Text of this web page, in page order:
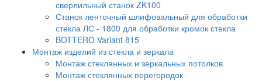
сверлильный станок ZK100
Станок ленточный шлифовальный для обработки
стекла ЛС - 1800 для обработки кромок стекла
BOTTERO Variant 815
Монтаж изделий из стекла и зеркала
Монтаж стеклянных и зеркальных потолков
Монтаж стеклянных перегородок